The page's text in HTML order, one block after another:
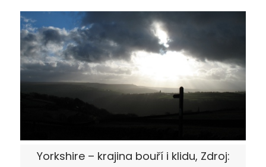
Yorkshire – krajina bouří i klidu, Zdroj: